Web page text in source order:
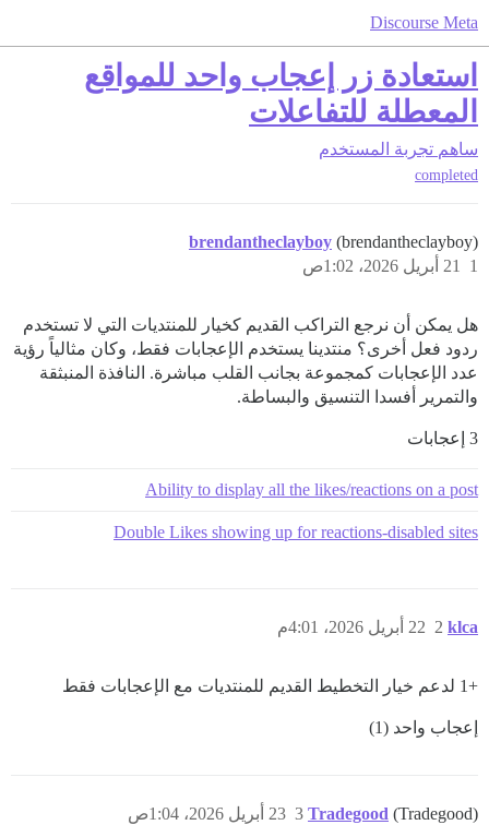
Discourse Meta
استعادة زر إعجاب واحد للمواقع
المعطلة للتفاعلات
ساهم تجربة المستخدم
completed
brendantheclayboy (brendantheclayboy)
21 أبريل 2026، 1:02ص
1
هل يمكن أن نرجع التراكب القديم كخيار للمنتديات التي لا تستخدم
ردود فعل أخرى؟ منتدينا يستخدم الإعجابات فقط، وكان مثالياً رؤية
عدد الإعجابات كمجموعة بجانب القلب مباشرة. النافذة المنبثقة
والتمرير أفسدا التنسيق والبساطة.
3 إعجابات
Ability to display all the likes/reactions on a post
Double Likes showing up for reactions-disabled sites
klca 22 أبريل 2026، 4:01م 2
+1 لدعم خيار التخطيط القديم للمنتديات مع الإعجابات فقط
إعجاب واحد (1)
Tradegood (Tradegood) 23 أبريل 2026، 1:04ص 3